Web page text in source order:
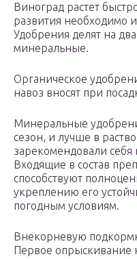
Виноград растет
развития необходимо
Удобрения делят на
минеральные.
Органическое
навоз вносят при
Минеральные
сезон, и лучше в
зарекомендовали
Входящие в состав
способствуют
укреплению его
погодным условиям.
Внекорневую
Первое опрыскивание